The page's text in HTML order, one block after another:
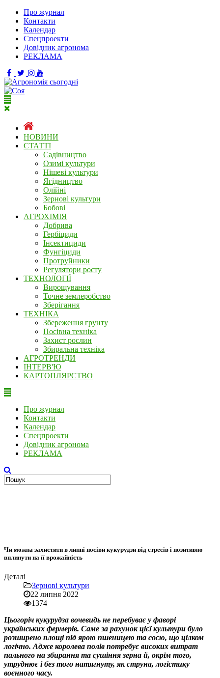
Про журнал
Контакти
Календар
Спецпроекти
Довідник агронома
РЕКЛАМА
НОВИНИ
СТАТТІ
Садівництво
Озимі культури
Нішеві культури
Ягідництво
Олійні
Зернові культури
Бобові
АГРОХІМІЯ
Добрива
Гербіциди
Інсектициди
Фунгіциди
Протруйники
Регулятори росту
ТЕХНОЛОГІЇ
Вирощування
Точне землеробство
Зберігання
ТЕХНІКА
Збереження грунту
Посівна техніка
Захист рослин
Збиральна техніка
АГРОТРЕНДИ
ІНТЕРВ'Ю
КАРТОПЛЯРСТВО
Про журнал
Контакти
Календар
Спецпроекти
Довідник агронома
РЕКЛАМА
Чи можна захистити в липні посіви кукурудзи від стресів і позитивно
вплинути на її врожайність
Деталі
Зернові культури
22 липня 2022
1374
Цьогоріч кукурудза вочевидь не перебуває у фаворі
українських фермерів. Саме за рахунок цієї культури було
розширено площі під ярою пшеницею та соєю, що цілком
логічно. Адже королева полів потребує високих витрат
пального на збирання та сушіння зерна й, окрім того,
утруднює і без того натягнуту, як струна, логістику
воєнного часу.